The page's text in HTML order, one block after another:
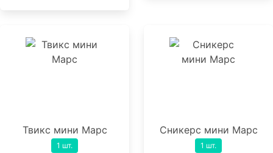
Твикс мини Марс
1 шт.
Сникерс мини Марс
1 шт.